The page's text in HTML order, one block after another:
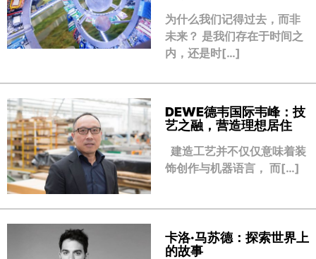
为什么我们记得过去，而非
未来？ 是我们存在于时间之
内，还是时[…]
DEWE德韦国际韦峰：技
艺之融，营造理想居住
建造工艺并不仅仅意味着装
饰创作与机器语言， 而[…]
卡洛·马苏德：探索世界上
的故事